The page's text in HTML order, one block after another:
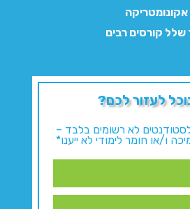
אקונומטריקה
שלל קורסים רבים
לעזור לכם?
לא רשומים בלבד –
ו/או חומר לימודי לא ייענו*